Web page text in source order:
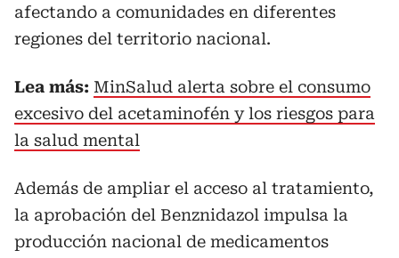
afectando a comunidades en diferentes
regiones del territorio nacional.
Lea más: MinSalud alerta sobre el consumo
excesivo del acetaminofén y los riesgos para
la salud mental
Además de ampliar el acceso al tratamiento,
la aprobación del Benznidazol impulsa la
producción nacional de medicamentos